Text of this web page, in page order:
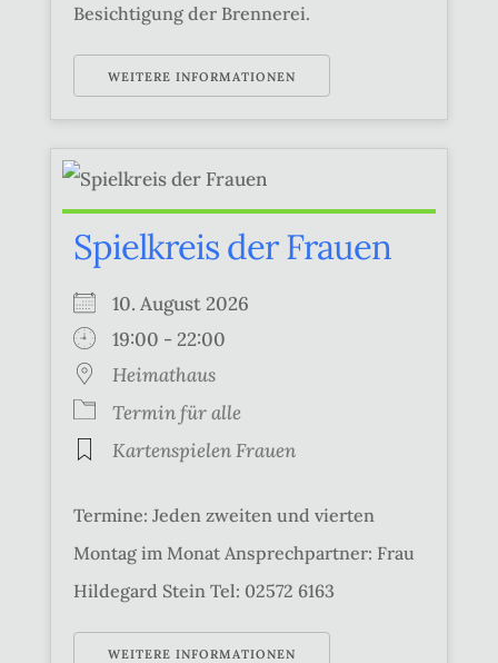
Besichtigung der Brennerei.
WEITERE INFORMATIONEN
Spielkreis der Frauen
10. August 2026
19:00 - 22:00
Heimathaus
Termin für alle
Kartenspielen Frauen
Termine: Jeden zweiten und vierten
Montag im Monat Ansprechpartner: Frau
Hildegard Stein Tel: 02572 6163
WEITERE INFORMATIONEN